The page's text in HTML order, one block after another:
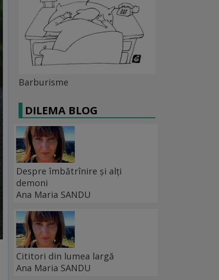
Barburisme
DILEMA BLOG
Despre îmbătrînire și alți
demoni
Ana Maria SANDU
Cititori din lumea largă
Ana Maria SANDU